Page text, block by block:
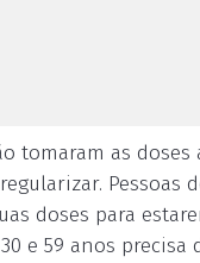
tomaram as doses
Pessoas
doses para
e 59 anos precisa